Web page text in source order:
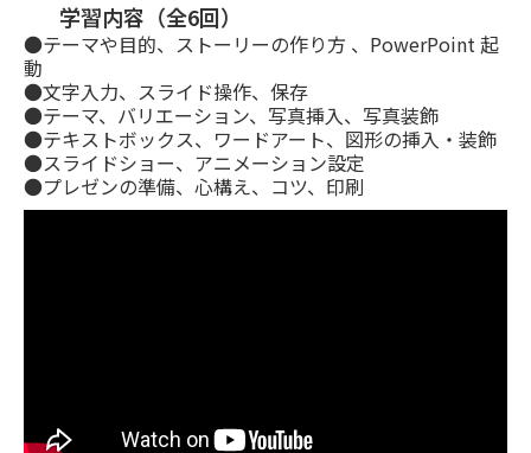
学習内容（全6回）
●テーマや目的、ストーリーの作り方 、PowerPoint 起
動
●文字入力、スライド操作、保存
●テーマ、バリエーション、写真挿入、写真装飾
●テキストボックス、ワードアート、図形の挿入・装飾
●スライドショー、アニメーション設定
●プレゼンの準備、心構え、コツ、印刷